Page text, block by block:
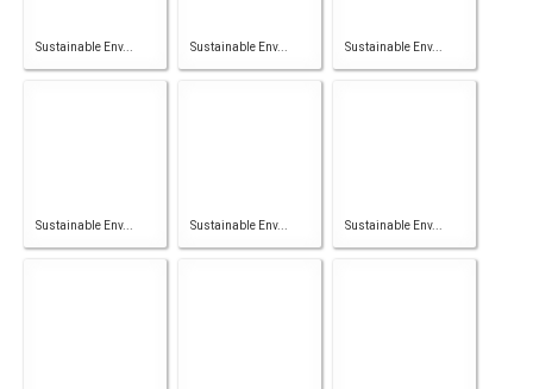
Sustainable Env... Sustainable Env... Sustainable Env...
Sustainable Env... Sustainable Env... Sustainable Env...